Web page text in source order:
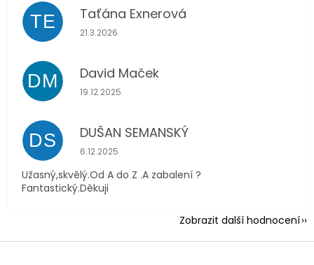
TE Taťána Exnerová
Hodnocení obchodu je 5 z 5 hvězdiček.
21.3.2026
DM David Maček
Hodnocení obchodu je 5 z 5 hvězdiček.
19.12.2025
DS DUŠAN SEMANSKÝ
Hodnocení obchodu je 5 z 5 hvězdiček.
6.12.2025
Užasný,skvělý.Od A do Z .A zabalení ?
Fantastický.Děkuji
Zobrazit další hodnocení
Z